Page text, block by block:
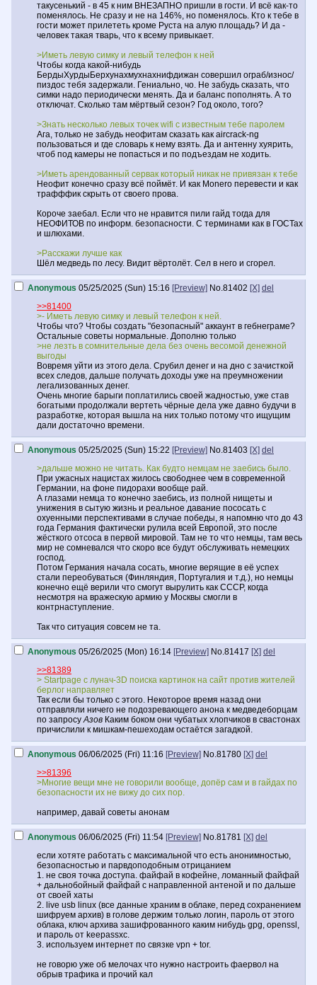
такусенький - в 45 к ним ВНЕЗАПНО пришли в гости. И всё как-то
поменялось. Не сразу и не на 146%, но поменялось. Кто к тебе в
гости может прилететь кроме Руста на алую площадь? И да -
человек такая тварь, что к всему привыкает.
>Иметь левую симку и левый телефон к ней
Чтобы когда какой-нибудь
БердыХурдыБерхунахмухнахнифдижан совершил ограб/износ/
пиздос тебя задержали. Гениально, чо. Не забудь сказать, что
симки надо периодически менять. Да и баланс пополнять. А то
отключат. Сколько там мёртвый сезон? Год около, того?
>Знать несколько левых точек wifi с известным тебе паролем
Ага, только не забудь неофитам сказать как aircrack-ng
пользоваться и где словарь к нему взять. Да и антенну хуярить,
чтоб под камеры не попасться и по подъездам не ходить.
>Иметь арендованный сервак который никак не привязан к тебе
Неофит конечно сразу всё поймёт. И как Monero перевести и как
трафффик скрыть от своего прова.
Короче заебал. Если что не нравится пили гайд тогда для
НЕОФИТОВ по информ. безопасности. С терминами как в ГОСТах
и шлюхами.
>Расскажи лучше как
Шёл медведь по лесу. Видит вёртолёт. Сел в него и сгорел.
Anonymous 05/25/2025 (Sun) 15:16 [Preview] No.81402 [X] del
>>81400
>- Иметь левую симку и левый телефон к ней.
Чтобы что? Чтобы создать "безопасный" аккаунт в гебнеграме?
Остальные советы нормальные. Дополню только
>не лезть в сомнительные дела без очень весомой денежной
выгоды
Вовремя уйти из этого дела. Срубил денег и на дно с зачисткой
всех следов, дальше получать доходы уже на преумножении
легализованных денег.
Очень многие барыги поплатились своей жадностью, уже став
богатыми продолжали вертеть чёрные дела уже давно будучи в
разработке, которая вышла на них только потому что ищущим
дали достаточно времени.
Anonymous 05/25/2025 (Sun) 15:22 [Preview] No.81403 [X] del
>дальше можно не читать. Как будто немцам не заебись было.
При ужасных нацистах жилось свободнее чем в современной
Германии, на фоне пидорахи вообще рай.
А глазами немца то конечно заебись, из полной нищеты и
унижения в сытую жизнь и реальное давание пососать с
охуенными перспективами в случае победы, я напомню что до 43
года Германия фактически рулила всей Европой, это после
жёсткого отсоса в первой мировой. Там не то что немцы, там весь
мир не сомневался что скоро все будут обслуживать немецких
господ.
Потом Германия начала сосать, многие верящие в её успех
стали переобуваться (Финляндия, Португалия и т.д.), но немцы
конечно ещё верили что смогут вырулить как СССР, когда
несмотря на вражескую армию у Москвы смогли в
контрнаступление.
Так что ситуация совсем не та.
Anonymous 05/26/2025 (Mon) 16:14 [Preview] No.81417 [X] del
>>81389
> Startpage с лунач-3D поиска картинок на сайт против жителей
берлог направляет
Так если бы только с этого. Некоторое время назад они
отправляли ничего не подозревающего анона к медведеборцам
по запросуАзов Каким боком они чубатых хлопчиков в свастонах
причислили к мишкам-пешеходам остаётся загадкой.
Anonymous 06/06/2025 (Fri) 11:16 [Preview] No.81780 [X] del
>>81396
>Многие вещи мне не говорили вообще, допёр сам и в гайдах по
безопасности их не вижу до сих пор.
например, давай советы анонам
Anonymous 06/06/2025 (Fri) 11:54 [Preview] No.81781 [X] del
если хотяте работать с максимальной что есть анонимностью,
безопасностью и парвдоподобным отрицанием
1. не своя точка доступа. файфай в кофейне, ломанный файфай
+ дальнобойный файфай с направленной антеной и по дальше
от своей хаты
2. live usb linux (все данные храним в облаке, перед сохранением
шифруем архив) в голове держим только логин, пароль от этого
облака, ключ архива зашифрованного каким нибудь gpg, openssl,
и пароль от keepassxc.
3. используем интернет по связке vpn + tor.
не говорю уже об мелочах что нужно настроить фаервол на
обрыв трафика и прочий кал